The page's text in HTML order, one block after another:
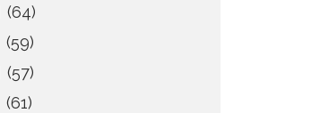
(64)
(59)
(57)
(61)